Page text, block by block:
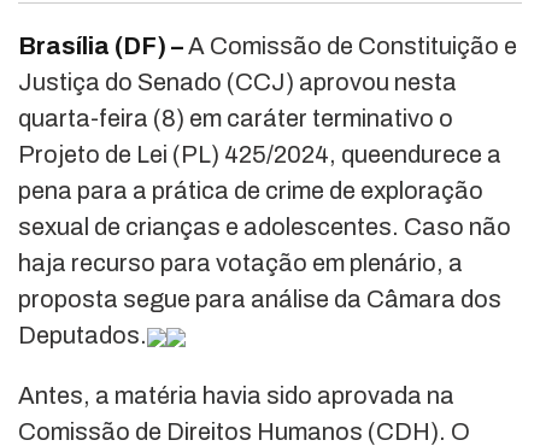
Brasília (DF) –A Comissão de Constituição e
Justiça do Senado (CCJ) aprovou nesta
quarta-feira (8) em caráter terminativo o
Projeto de Lei (PL) 425/2024, queendurece a
pena para a prática de crime de exploração
sexual de crianças e adolescentes. Caso não
haja recurso para votação em plenário, a
proposta segue para análise da Câmara dos
Deputados.
Antes, a matéria havia sido aprovada na
Comissão de Direitos Humanos (CDH). O